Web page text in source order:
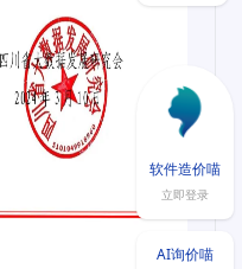
软件造价喵
立即登录
AI询价喵